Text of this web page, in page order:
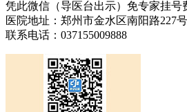
凭此微信（导医台出示）免专家挂号
医院地址：郑州市金水区南阳路227
联系电话：037155009888